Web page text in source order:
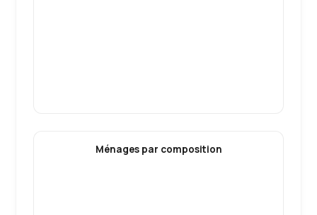
Ménages par composition